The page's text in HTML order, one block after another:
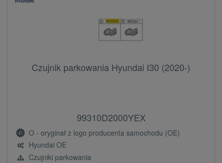
Czujnik parkowania Hyundai I30 (2020-)
99310D2000YEX
O - oryginał z logo producenta samochodu (OE)
Hyundai OE
Czujniki parkowania